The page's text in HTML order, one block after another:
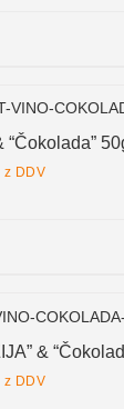
“Čokolada”
z DDV
&
z DDV